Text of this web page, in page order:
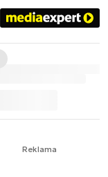
Reklama